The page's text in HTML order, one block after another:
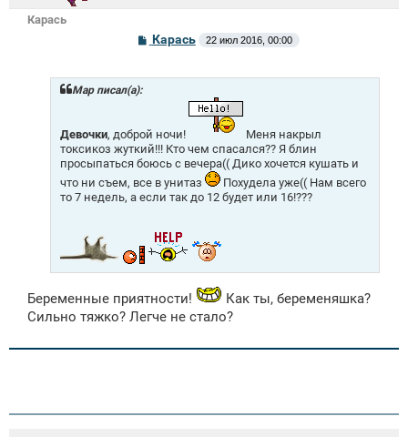
Карась
С
б
и
е
Карась 22 июл 2016, 00:00
Mар писал(а):
Девочки, доброй ночи!
Меня накрыл
токсикоз жуткий!!! Кто чем спасался?? Я блин
просыпаться боюсь с вечера(( Дико хочется кушать и
что ни съем, все в унитаз
Похудела уже(( Нам всего
то 7 недель, а если так до 12 будет или 16!???
Беременные приятности!
Как ты, беременяшка?
Сильно тяжко? Легче не стало?